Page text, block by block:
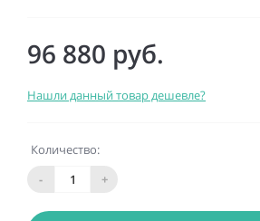
96 880 руб.
Нашли данный товар дешевле?
Количество:
-
+